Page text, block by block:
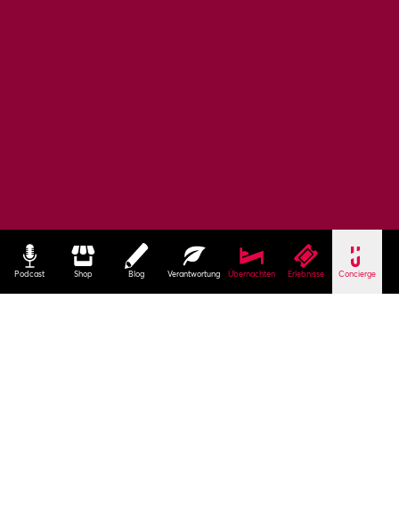
Podcast Shop Blog Verantwortung Übernachten Erlebnisse Concierge